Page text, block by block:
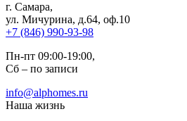
г. Самара,
ул. Мичурина, д.64, оф.10
+7 (846) 990-93-98
Пн-пт 09:00-19:00,
Сб – по записи
info@alphomes.ru
Наша жизнь